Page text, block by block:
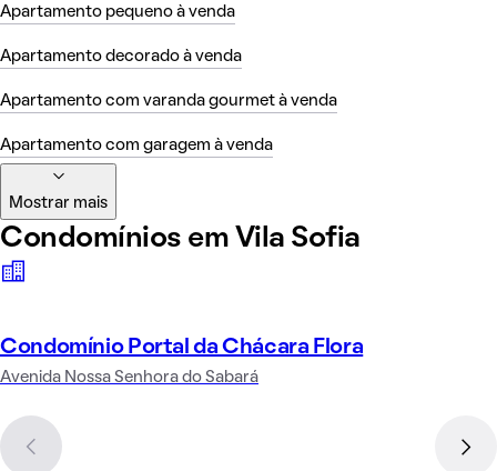
Apartamento pequeno à venda
Apartamento decorado à venda
Apartamento com varanda gourmet à venda
Apartamento com garagem à venda
Mostrar mais
Condomínios em Vila Sofia
Condomínio Portal da Chácara Flora
Avenida Nossa Senhora do Sabará